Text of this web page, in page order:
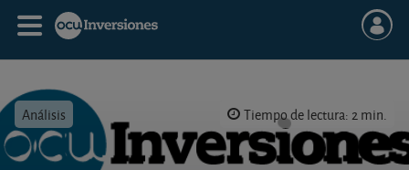
Análisis Tiempo de lectura: 2 min.